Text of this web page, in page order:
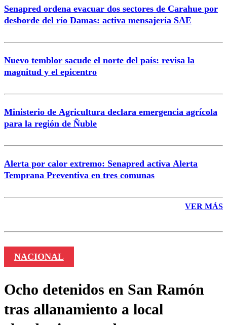
Correo
Senapred ordena evacuar dos sectores de Carahue por
desborde del río Damas: activa mensajería SAE
Nuevo temblor sacude el norte del país: revisa la
magnitud y el epicentro
Ministerio de Agricultura declara emergencia agrícola
para la región de Ñuble
Alerta por calor extremo: Senapred activa Alerta
Temprana Preventiva en tres comunas
VER MÁS
NACIONAL
Ocho detenidos en San Ramón
tras allanamiento a local